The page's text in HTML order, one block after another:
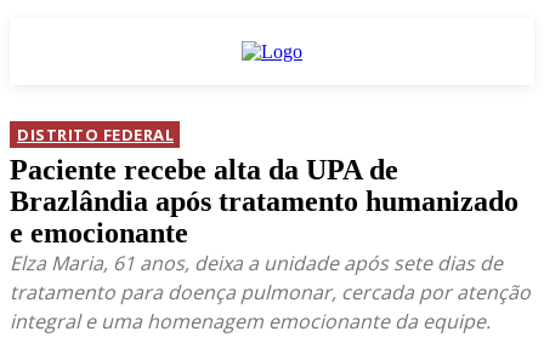
DISTRITO FEDERAL
Paciente recebe alta da UPA de
Brazlândia após tratamento humanizado
e emocionante
Elza Maria, 61 anos, deixa a unidade após sete dias de
tratamento para doença pulmonar, cercada por atenção
integral e uma homenagem emocionante da equipe.